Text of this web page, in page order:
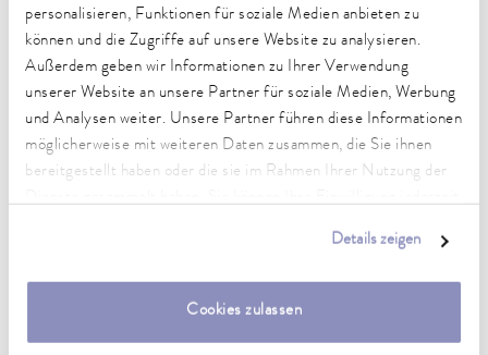
personalisieren, Funktionen für soziale Medien anbieten zu
können und die Zugriffe auf unsere Website zu analysieren.
Außerdem geben wir Informationen zu Ihrer Verwendung
unserer Website an unsere Partner für soziale Medien, Werbung
und Analysen weiter. Unsere Partner führen diese Informationen
möglicherweise mit weiteren Daten zusammen, die Sie ihnen
bereitgestellt haben oder die sie im Rahmen Ihrer Nutzung der
Details zeigen
Cookies zulassen
Betriebstemperaturbereich
-35 ... 200 °C
Umgebungstemperaturbereich
5 ... 40 °C
Temperaturkonstanz
Leistungsaufnahme max.